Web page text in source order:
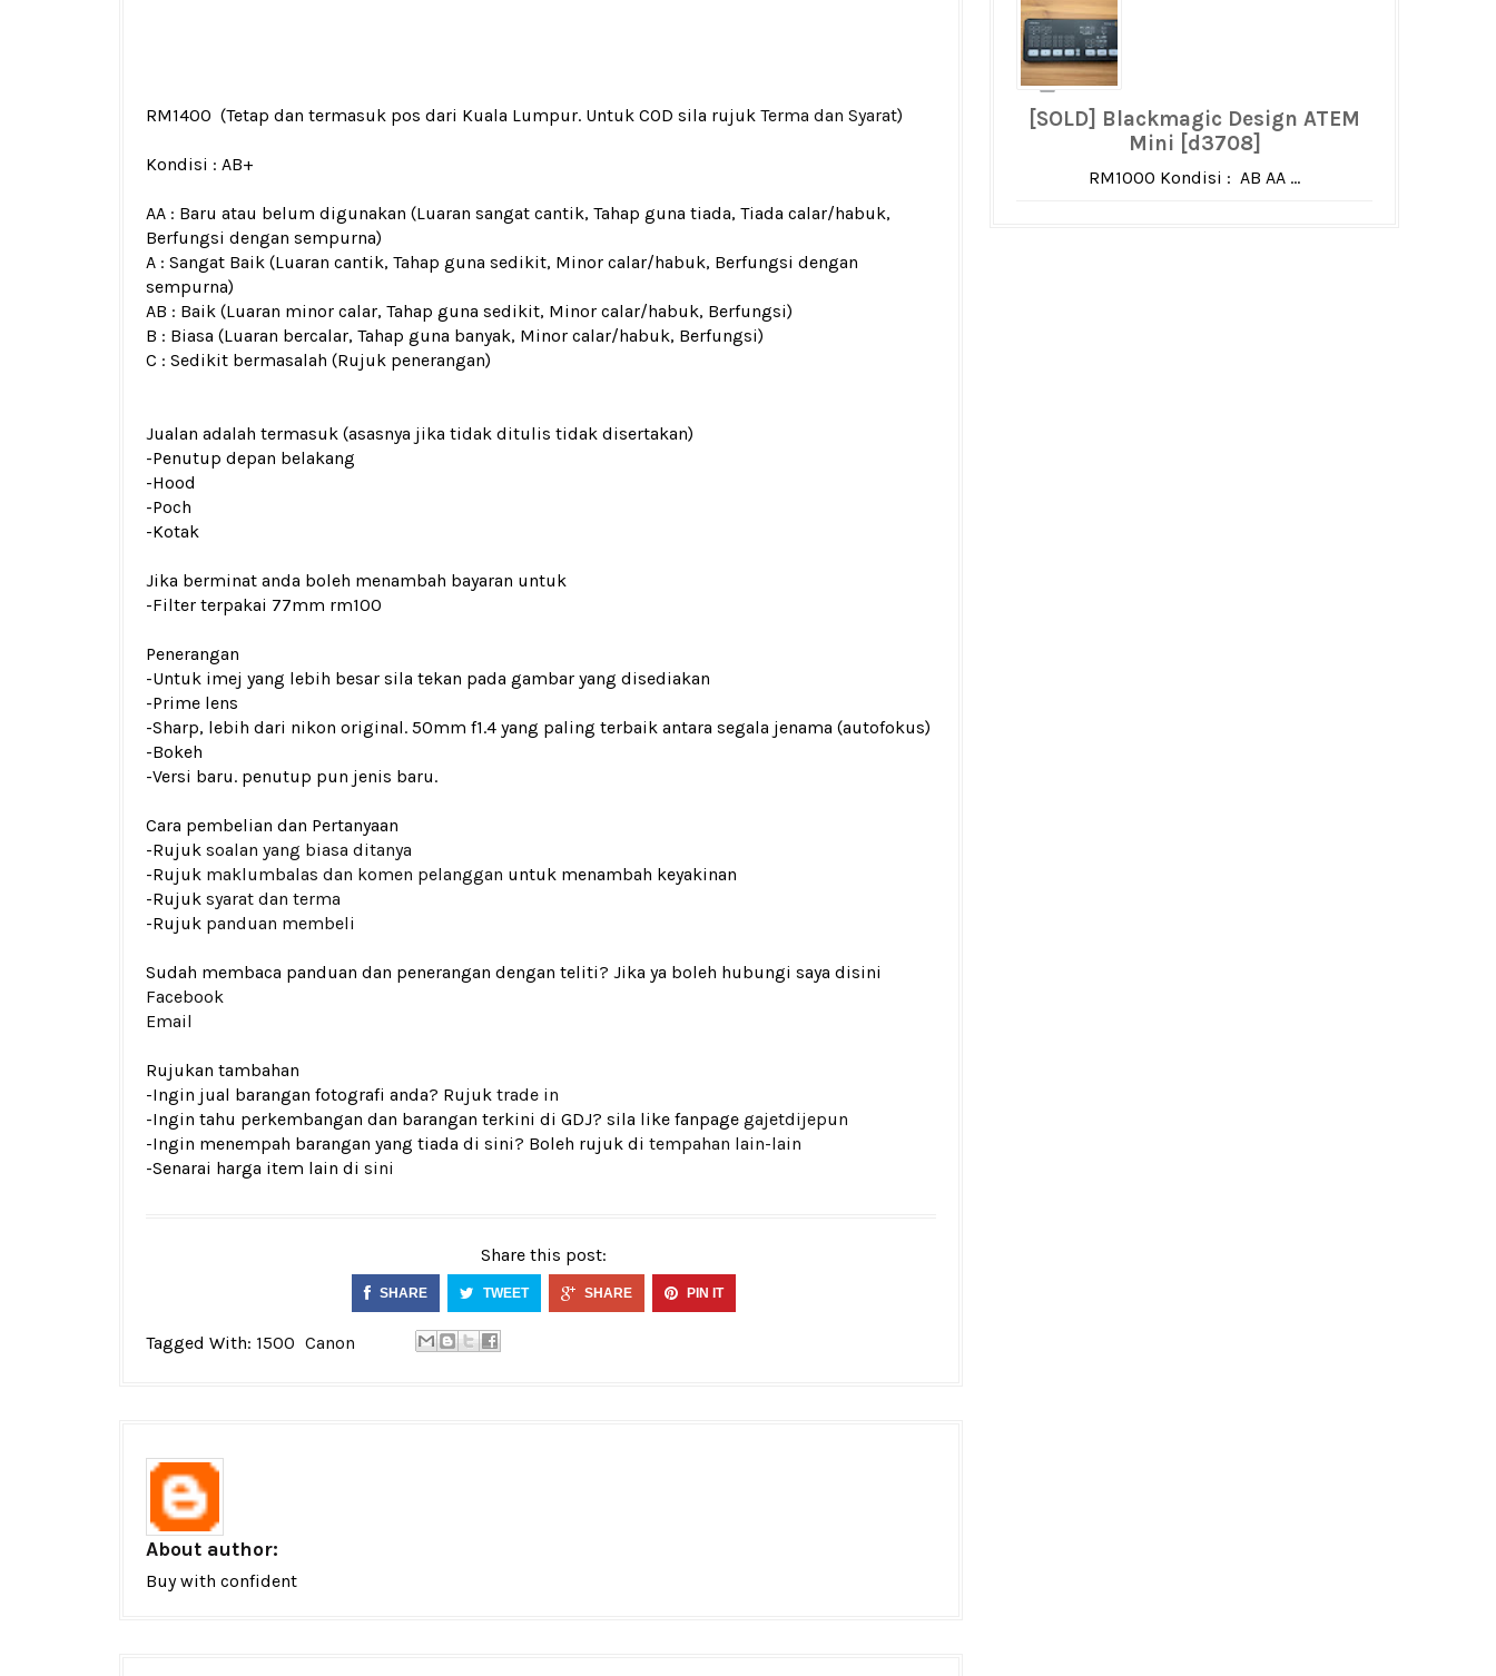
RM1400 (Tetap dan termasuk pos dari Kuala Lumpur. Untuk COD sila rujuk Terma dan Syarat)
Kondisi : AB+
AA : Baru atau belum digunakan (Luaran sangat cantik, Tahap guna tiada, Tiada calar/habuk,
Berfungsi dengan sempurna)
A : Sangat Baik (Luaran cantik, Tahap guna sedikit, Minor calar/habuk, Berfungsi dengan
sempurna)
AB : Baik (Luaran minor calar, Tahap guna sedikit, Minor calar/habuk, Berfungsi)
B : Biasa (Luaran bercalar, Tahap guna banyak, Minor calar/habuk, Berfungsi)
C : Sedikit bermasalah (Rujuk penerangan)
Jualan adalah termasuk (asasnya jika tidak ditulis tidak disertakan)
-Penutup depan belakang
-Hood
-Poch
-Kotak
Jika berminat anda boleh menambah bayaran untuk
-Filter terpakai 77mm rm100
Penerangan
-Untuk imej yang lebih besar sila tekan pada gambar yang disediakan
-Prime lens
-Sharp, lebih dari nikon original. 50mm f1.4 yang paling terbaik antara segala jenama (autofokus)
-Bokeh
-Versi baru. penutup pun jenis baru.
Cara pembelian dan Pertanyaan
-Rujuk soalan yang biasa ditanya
-Rujuk maklumbalas dan komen pelanggan untuk menambah keyakinan
-Rujuk syarat dan terma
-Rujuk panduan membeli
Sudah membaca panduan dan penerangan dengan teliti? Jika ya boleh hubungi saya disini
Facebook
Email
Rujukan tambahan
-Ingin jual barangan fotografi anda? Rujuk trade in
-Ingin tahu perkembangan dan barangan terkini di GDJ? sila like fanpage gajetdijepun
-Ingin menempah barangan yang tiada di sini? Boleh rujuk di tempahan lain-lain
-Senarai harga item lain di sini
Share this post:
SHARE TWEET SHARE PIN IT
Tagged With: 1500 Canon
About author:
Buy with confident
[SOLD] Blackmagic Design ATEM
Mini [d3708]
RM1000 Kondisi : AB AA ...